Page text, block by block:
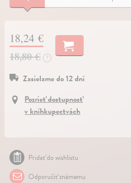
18,24 €
18,80 €
?
Zasielame do 12 dní
Pozrieť dostupnosť
v kníhkupectvách
Pridať do wishlistu
Odporučiť známemu